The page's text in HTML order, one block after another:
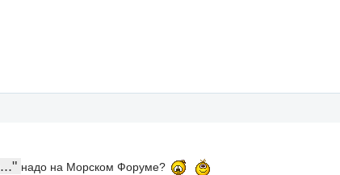
..." надо на Морском Форуме?